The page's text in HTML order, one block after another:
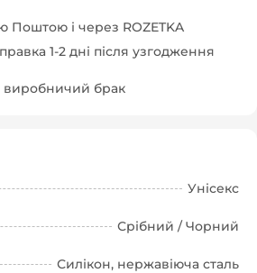
Поштою і через ROZETKA
1-2 дні після узгодження
виробничий брак
Унісекс
Срібний / Чорний
Силікон, нержавіюча сталь